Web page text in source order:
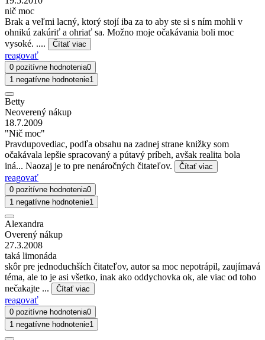
nič moc
Brak a veľmi lacný, ktorý stojí iba za to aby ste si s ním mohli v
ohnikú zakúriť a ohriať sa. Možno moje očakávania boli moc
vysoké. ....
Čítať viac
reagovať
0 pozitívne hodnotenia0
1 negatívne hodnotenie1
Betty
Neoverený nákup
18.7.2009
"Nič moc"
Pravdupovediac, podľa obsahu na zadnej strane knižky som
očakávala lepšie spracovaný a pútavý príbeh, avšak realita bola
iná... Naozaj je to pre nenáročných čitateľov.
Čítať viac
reagovať
0 pozitívne hodnotenia0
1 negatívne hodnotenie1
Alexandra
Overený nákup
27.3.2008
taká limonáda
skôr pre jednoduchších čitateľov, autor sa moc nepotrápil, zaujímavá
téma, ale to je asi všetko, inak ako oddychovka ok, ale viac od toho
nečakajte ...
Čítať viac
reagovať
0 pozitívne hodnotenia0
1 negatívne hodnotenie1